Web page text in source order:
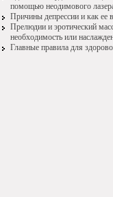
помощью неодимового
Причины депрессии и как ее
Прелюдии и эротический
необходимость или
Главные правила для